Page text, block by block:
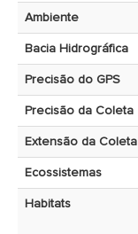
Ambiente
Bacia Hidrográfica
Precisão do GPS
Precisão da Coleta
Extensão da Coleta
Ecossistemas
Habitats